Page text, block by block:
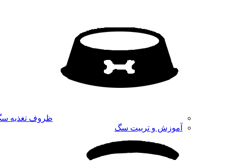
ظروف تغذیه
آموزش و تربیت سگ